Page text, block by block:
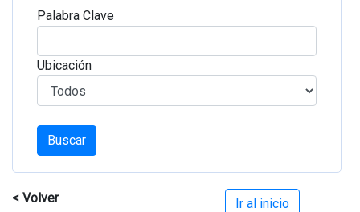
Palabra Clave
Ubicación
Buscar
< Volver Ir al inicio